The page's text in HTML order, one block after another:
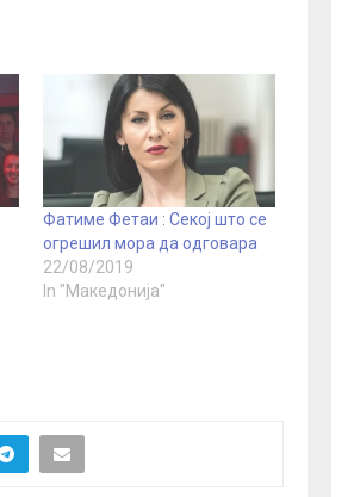
Фатиме Фетаи : Секој што се
огрешил мора да одговара
22/08/2019
In "Македонија"